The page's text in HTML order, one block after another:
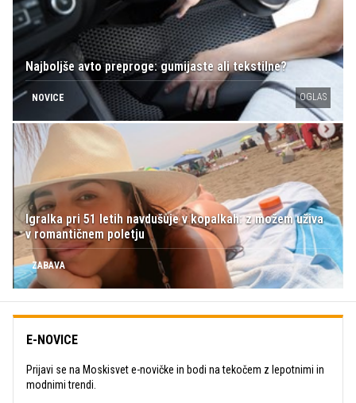
Najboljše avto preproge: gumijaste ali tekstilne?
NOVICE OGLAS
Igralka pri 51 letih navdušuje v kopalkah: z možem uživa
v romantičnem poletju
ZABAVA
E-NOVICE
Prijavi se na Moskisvet e-novičke in bodi na tekočem z lepotnimi in
modnimi trendi.